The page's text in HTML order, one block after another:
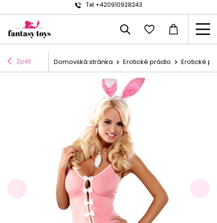
Tel +420910928243
Zpět Domovská stránka Erotické prádlo Erotické